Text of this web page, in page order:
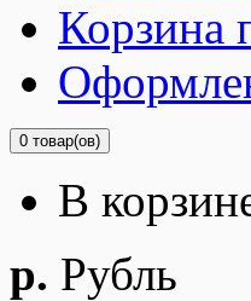
Корзина
0 товар(ов)
В
р. Рубль